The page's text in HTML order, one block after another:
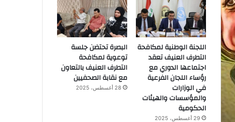
اللجنة الوطنية لمكافحة
التطرف العنيف تعقد
اجتماعها الدوري مع
رؤساء اللجان الفرعية
في الوزارات
والمؤسسات والهيئات
الحكومية
29 أغسطس، 2025
البصرة تحتضن جلسة
توعوية لمكافحة
التطرف العنيف بالتعاون
مع نقابة الصحفيين
28 أغسطس، 2025